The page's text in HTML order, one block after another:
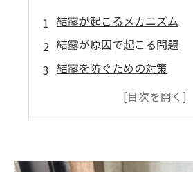
結露が起こるメカニズム
結露が原因で起こる問題
結露を防ぐための対策
カビ除去の限界と再発防止策